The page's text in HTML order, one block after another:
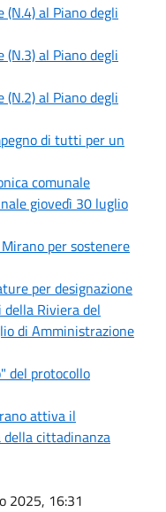
al Piano degli
al Piano degli
al Piano degli
di tutti per un
comunale
giovedì 30 luglio
per sostenere
per designazione
Riviera del
di Amministrazione
del protocollo
attiva il
cittadinanza
2025, 16:31